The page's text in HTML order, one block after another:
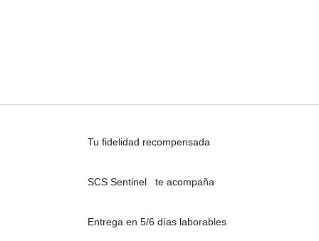
Tu fidelidad recompensada
SCS Sentinel te acompaña
Entrega en 5/6 días laborables